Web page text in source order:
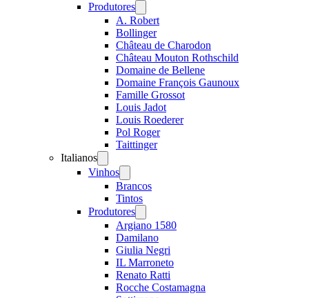
Produtores
menu
A. Robert
Bollinger
Château de Charodon
Château Mouton Rothschild
Domaine de Bellene
Domaine François Gaunoux
Famille Grossot
Louis Jadot
Louis Roederer
Pol Roger
Taittinger
Italianos
menu
Vinhos
menu
Brancos
Tintos
Produtores
menu
Argiano 1580
Damilano
Giulia Negri
IL Marroneto
Renato Ratti
Rocche Costamagna